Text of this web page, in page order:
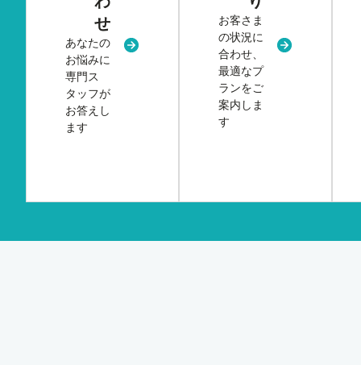
せ
あなたの
お悩みに
専門ス
タッフが
お答えし
ます
新規タブまたはウィンドウで開く
お客さま
の状況に
合わせ、
最適なプ
ランをご
案内しま
す
新規タブま